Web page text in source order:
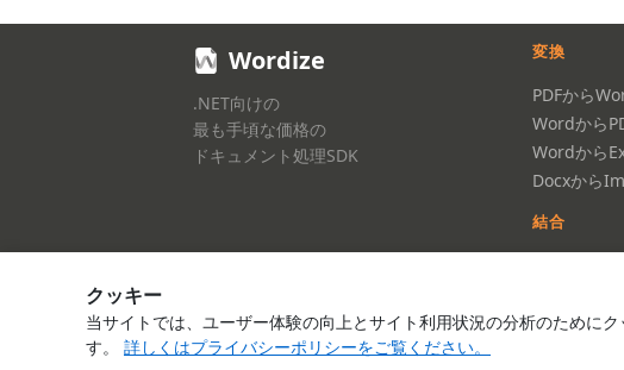
クッキー
当サイトでは、ユーザー体験の向上とサイト利用状況の分析のために
す。 詳しくはプライバシーポリシーをご覧ください。
Wordize
.NET向けの
最も手頃な価格の
ドキュメント処理SDK
変換
PDFから
Wordから
Wordから
Docxから
結合
© Smallize Pty Ltd 2026